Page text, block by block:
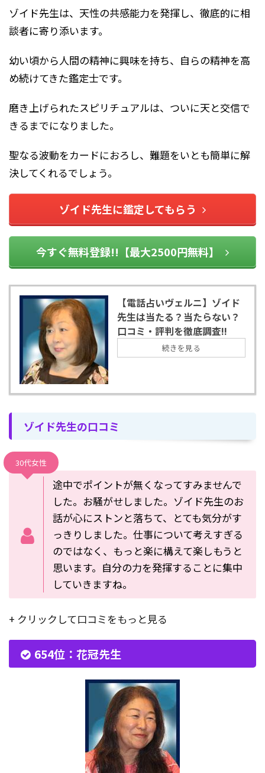
ゾイド先生は、天性の共感能力を発揮し、徹底的に相
談者に寄り添います。
幼い頃から人間の精神に興味を持ち、自らの精神を高
め続けてきた鑑定士です。
磨き上げられたスピリチュアルは、ついに天と交信で
きるまでになりました。
聖なる波動をカードにおろし、難題をいとも簡単に解
決してくれるでしょう。
ゾイド先生に鑑定してもらう
今すぐ無料登録!!【最大2500円無料】
【電話占いヴェルニ】ゾイド
先生は当たる？当たらない？
口コミ・評判を徹底調査!!
続きを見る
ゾイド先生の口コミ
30代女性
途中でポイントが無くなってすみませんで
した。お騒がせしました。ゾイド先生のお
話が心にストンと落ちて、とても気分がす
っきりしました。仕事について考えすぎる
のではなく、もっと楽に構えて楽しもうと
思います。自分の力を発揮することに集中
していきますね。
+ クリックして口コミをもっと見る
654位：花冠先生